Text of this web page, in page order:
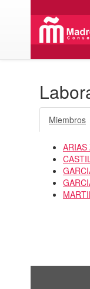
Miembros
ARIAS